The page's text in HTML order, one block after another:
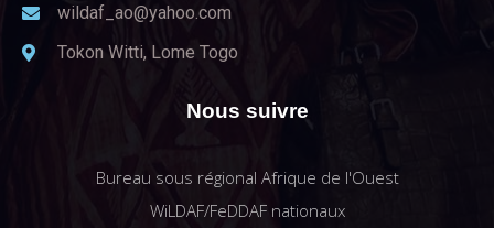
wildaf_ao@yahoo.com
Tokon Witti, Lome Togo
Nous suivre
Bureau sous régional Afrique de l'Ouest
WiLDAF/FeDDAF nationaux